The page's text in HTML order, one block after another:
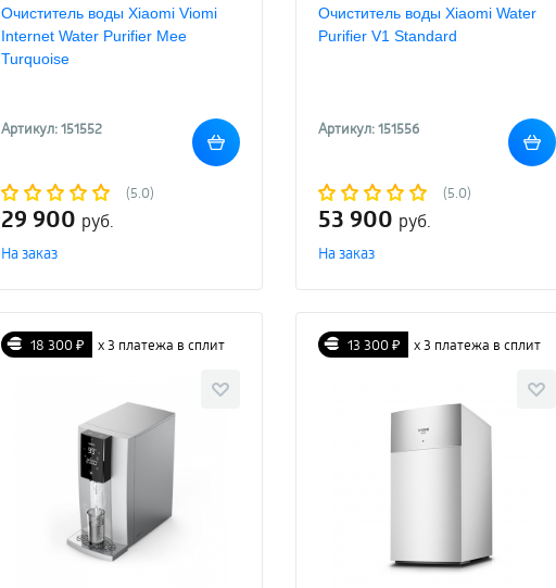
Очиститель воды Xiaomi Viomi
Internet Water Purifier Mee
Turquoise
Артикул: 151552
(5.0)
29 900 руб.
На заказ
Очиститель воды Xiaomi Water
Purifier V1 Standard
Артикул: 151556
(5.0)
53 900 руб.
На заказ
18 300 ₽ х 3 платежа в сплит 13 300 ₽ х 3 платежа в сплит